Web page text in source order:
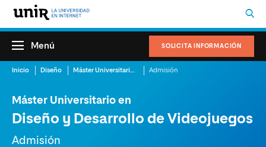
SOLICITA INFORMACIÓN
Menú
Inicio Diseño Máster Universitario en Diseño y Desarrollo de Videojuegos Admisión
Máster Universitario en
Diseño y Desarrollo de Videojuegos
Admisión